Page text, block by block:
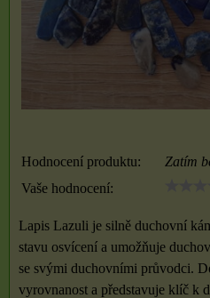
Hodnocení produktu:
Zatím
Vaše hodnocení:
Lapis Lazuli je silně duchovní
stavu osvícení a umožňuje
se svými duchovními průvodci.
vyrovnanost a představuje klíč k